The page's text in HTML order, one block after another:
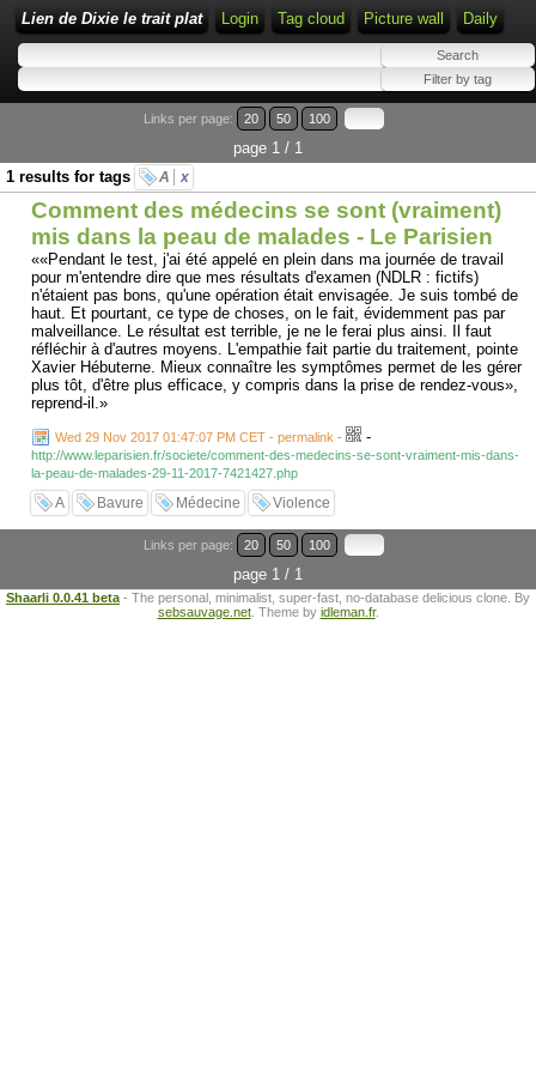
Lien de Dixie le trait plat Login Tag cloud Picture wall Daily
Links per page: 20 50 100
page 1 / 1
1 results for tags
A x
Comment des médecins se sont (vraiment)
mis dans la peau de malades - Le Parisien
««Pendant le test, j'ai été appelé en plein dans ma journée de travail
pour m'entendre dire que mes résultats d'examen (NDLR : fictifs)
n'étaient pas bons, qu'une opération était envisagée. Je suis tombé de
haut. Et pourtant, ce type de choses, on le fait, évidemment pas par
malveillance. Le résultat est terrible, je ne le ferai plus ainsi. Il faut
réfléchir à d'autres moyens. L'empathie fait partie du traitement, pointe
Xavier Hébuterne. Mieux connaître les symptômes permet de les gérer
plus tôt, d'être plus efficace, y compris dans la prise de rendez-vous»,
reprend-il.»
Wed 29 Nov 2017 01:47:07 PM CET - permalink - -
http://www.leparisien.fr/societe/comment-des-medecins-se-sont-vraiment-mis-dans-
la-peau-de-malades-29-11-2017-7421427.php
A Bavure Médecine Violence
Links per page: 20 50 100
page 1 / 1
Shaarli 0.0.41 beta - The personal, minimalist, super-fast, no-database delicious clone. By
sebsauvage.net. Theme by idleman.fr.